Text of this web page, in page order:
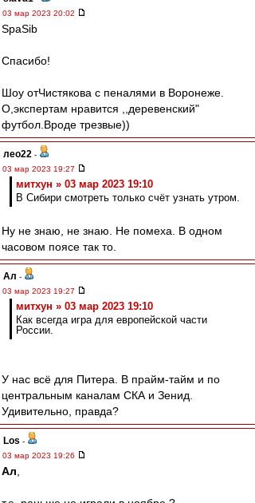
03 мар 2023 20:02
SpaSib
Спасибо!
Шоу отЧистякова с пеналями в Воронеже.
О,экспертам нравится ,,деревенский"
футбол.Вроде трезвые))
лео22 -
03 мар 2023 19:27
митхун » 03 мар 2023 19:10
В Сибири смотреть только счёт узнать утром.
Ну не знаю, не знаю. Не помеха. В одном
часовом поясе так то.
Ал -
03 мар 2023 19:27
митхун » 03 мар 2023 19:10
Как всегда игра для европейской части
России.
У нас всё для Питера. В прайм-тайм и по
центральным каналам СКА и Зенид.
Удивительно, правда?
Los -
03 мар 2023 19:26
Ал